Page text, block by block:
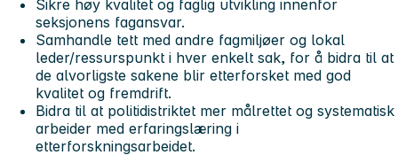
Sikre høy kvalitet og faglig utvikling innenfor
seksjonens fagansvar.
Samhandle tett med andre fagmiljøer og lokal
leder/ressurspunkt i hver enkelt sak, for å bidra til at
de alvorligste sakene blir etterforsket med god
kvalitet og fremdrift.
Bidra til at politidistriktet mer målrettet og systematisk
arbeider med erfaringslæring i
etterforskningsarbeidet.